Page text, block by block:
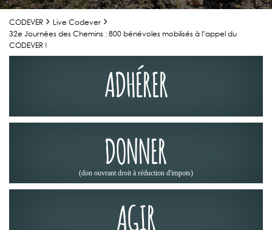
CODEVER
Live Codever
32e Journées des Chemins : 800 bénévoles mobilisés à l’appel du
CODEVER !
ADHÉRER
DONNER
(don ouvrant droit à réduction d'impots)
AGIR